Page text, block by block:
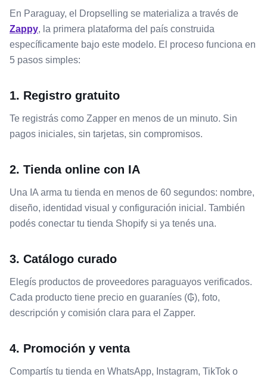
En Paraguay, el Dropselling se materializa a través de
Zappy, la primera plataforma del país construida
específicamente bajo este modelo. El proceso funciona en
5 pasos simples:
1. Registro gratuito
Te registrás como Zapper en menos de un minuto. Sin
pagos iniciales, sin tarjetas, sin compromisos.
2. Tienda online con IA
Una IA arma tu tienda en menos de 60 segundos: nombre,
diseño, identidad visual y configuración inicial. También
podés conectar tu tienda Shopify si ya tenés una.
3. Catálogo curado
Elegís productos de proveedores paraguayos verificados.
Cada producto tiene precio en guaraníes (₲), foto,
descripción y comisión clara para el Zapper.
4. Promoción y venta
Compartís tu tienda en WhatsApp, Instagram, TikTok o